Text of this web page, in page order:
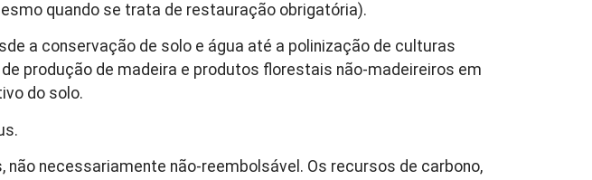
quando se trata de restauração obrigatória).
a conservação de solo e água até a polinização de culturas
produção de madeira e produtos florestais não-madeireiros em
do solo.
necessariamente não-reembolsável. Os recursos de carbono,